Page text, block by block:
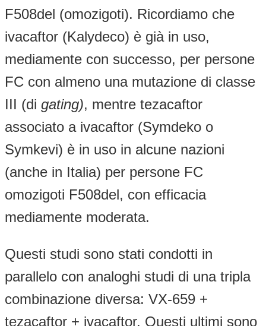
F508del (omozigoti). Ricordiamo che
ivacaftor (Kalydeco) è già in uso,
mediamente con successo, per persone
FC con almeno una mutazione di classe
III (di gating), mentre tezacaftor
associato a ivacaftor (Symdeko o
Symkevi) è in uso in alcune nazioni
(anche in Italia) per persone FC
omozigoti F508del, con efficacia
mediamente moderata.
Questi studi sono stati condotti in
parallelo con analoghi studi di una tripla
combinazione diversa: VX-659 +
tezacaftor + ivacaftor. Questi ultimi sono